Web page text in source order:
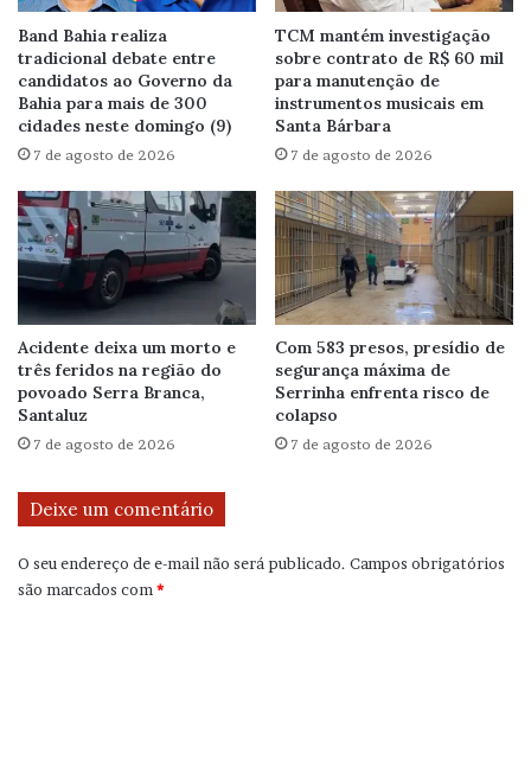
Band Bahia realiza
tradicional debate entre
candidatos ao Governo da
Bahia para mais de 300
cidades neste domingo (9)
7 de agosto de 2026
TCM mantém investigação
sobre contrato de R$ 60 mil
para manutenção de
instrumentos musicais em
Santa Bárbara
7 de agosto de 2026
Acidente deixa um morto e
três feridos na região do
povoado Serra Branca,
Santaluz
7 de agosto de 2026
Com 583 presos, presídio de
segurança máxima de
Serrinha enfrenta risco de
colapso
7 de agosto de 2026
Deixe um comentário
O seu endereço de e-mail não será publicado. Campos obrigatórios
são marcados com *